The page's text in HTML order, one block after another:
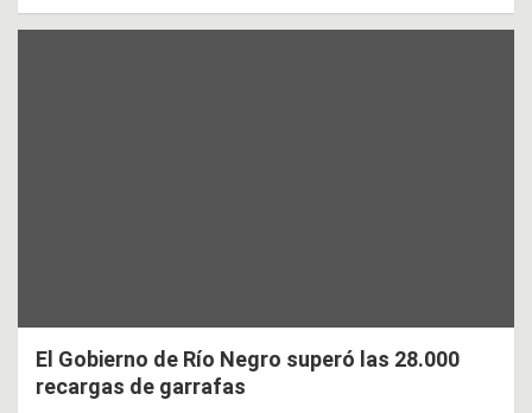
El Gobierno de Río Negro superó las 28.000
recargas de garrafas